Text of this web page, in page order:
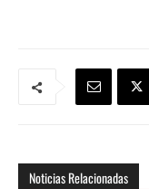
Noticias Relacionadas